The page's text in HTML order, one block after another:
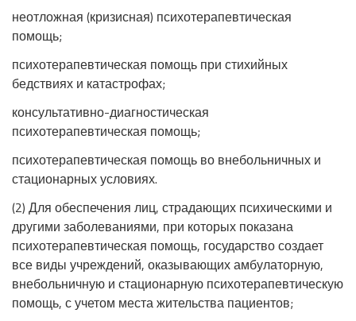
неотложная (кризисная) психотерапевтическая
помощь;
психотерапевтическая помощь при стихийных
бедствиях и катастрофах;
консультативно-диагностическая
психотерапевтическая помощь;
психотерапевтическая помощь во внебольничных и
стационарных условиях.
(2) Для обеспечения лиц, страдающих психическими и
другими заболеваниями, при которых показана
психотерапевтическая помощь, государство создает
все виды учреждений, оказывающих амбулаторную,
внебольничную и стационарную психотерапевтическую
помощь, с учетом места жительства пациентов;